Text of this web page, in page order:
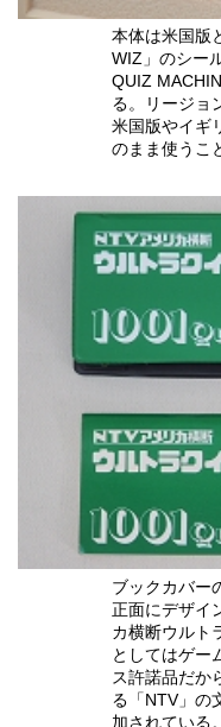
本体は米国版
WIZ」のシー
QUIZ
る。リージョ
米国版やイギ
のまま使うこ
ブックカバー
正面にデザイ
カ横断ウルト
としてはゲー
ス許諾品だか
る「NTV」の
加されている。